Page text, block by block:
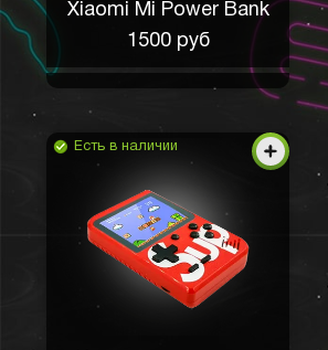
Xiaomi Mi Power Bank
1500 руб
Есть в наличии